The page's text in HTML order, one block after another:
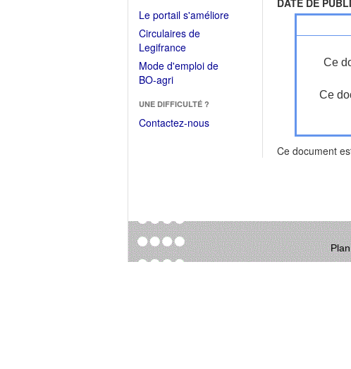
Le portail s'améliore(Fichier
Circulaires de
Legifrance(Ouvrir
dans
une
fenêtre)
Mode d'emploi de
BO-agri(Ouvrir
une
nouvelle
UNE DIFFICULTÉ ?
Contactez-nous
DATE DE
Ce
Ce
Ce document